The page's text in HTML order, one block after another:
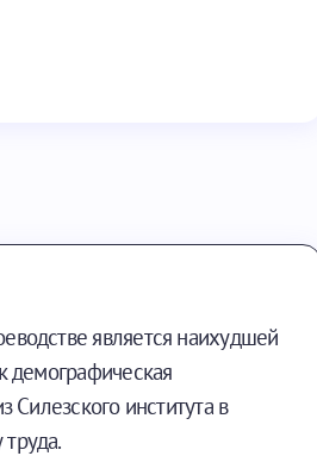
является наихудшей
демографическая
Силезского института в